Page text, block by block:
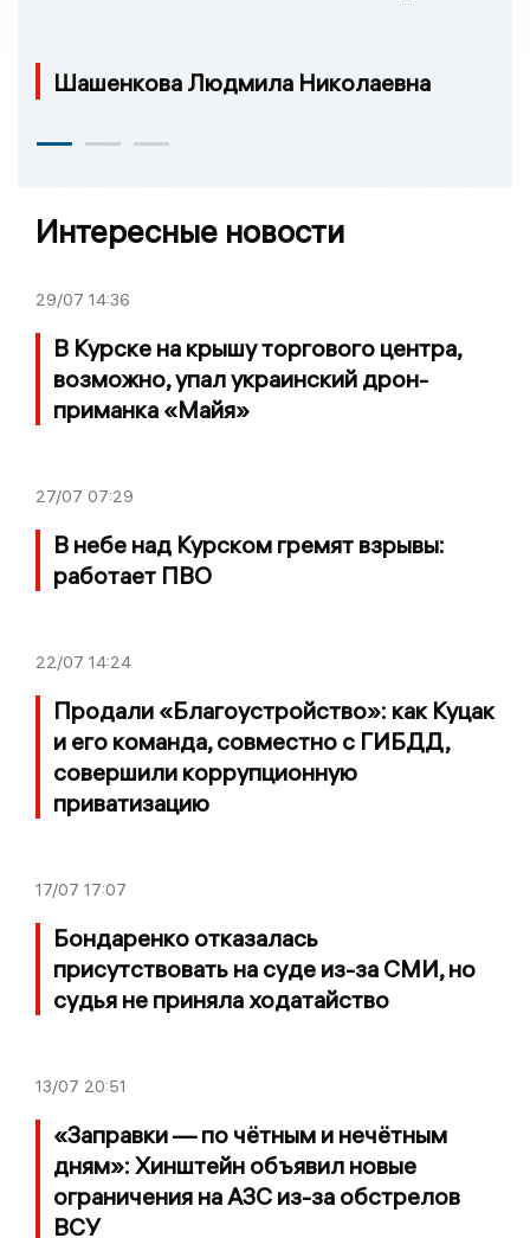
Шашенкова Людмила Николаевна
Интересные новости
29/07 14:36
В Курске на крышу торгового центра,
возможно, упал украинский дрон-
приманка «Майя»
27/07 07:29
В небе над Курском гремят взрывы:
работает ПВО
22/07 14:24
Продали «Благоустройство»: как Куцак
и его команда, совместно с ГИБДД,
совершили коррупционную
приватизацию
17/07 17:07
Бондаренко отказалась
присутствовать на суде из-за СМИ, но
судья не приняла ходатайство
13/07 20:51
«Заправки — по чётным и нечётным
дням»: Хинштейн объявил новые
ограничения на АЗС из-за обстрелов
ВСУ